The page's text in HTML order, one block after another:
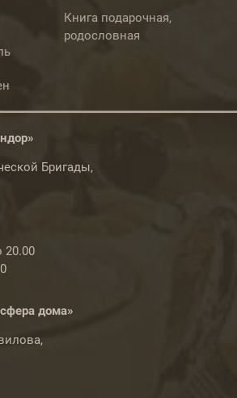
Книга подарочная,
родословная
Бригады,
20.00
дома»